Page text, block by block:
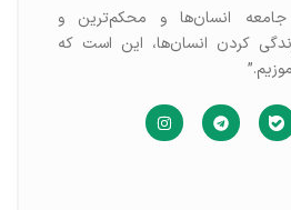
انسان‌ها و محکم‌ترین و
زندگی کردن انسان‌ها، این است که